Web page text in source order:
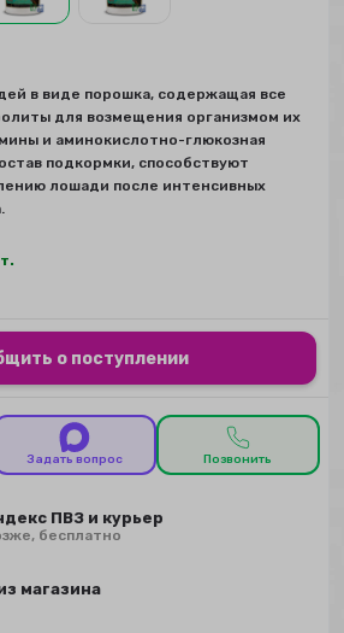
в виде порошка, содержащая все
для возмещения организмом их
и аминокислотно-глюкозная
подкормки, способствуют
лошади после интенсивных
о поступлении
Задать вопрос Позвонить
ПВЗ и курьер
бесплатно
магазина